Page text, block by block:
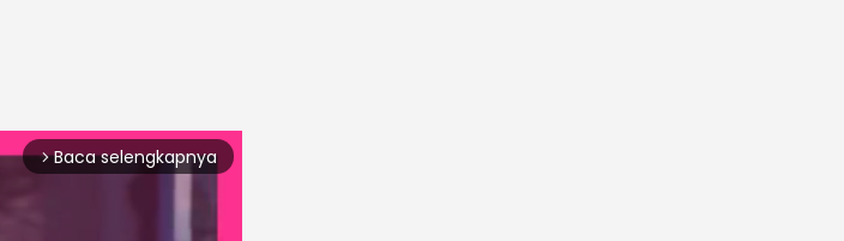
arrow_forward_ios Baca selengkapnya